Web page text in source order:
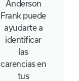
Anderson
Frank puede
ayudarte a
identificar
las
carencias en
tus